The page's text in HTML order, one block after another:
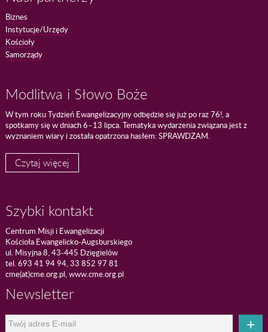
Biznes
Instytucje/Urzędy
Kościoły
Samorządy
Modlitwa i Słowo Boże
W tym roku Tydzień Ewangelizacyjny odbędzie się już po raz 76!, a
spotkamy się w dniach 6–13 lipca. Tematyka wydarzenia związana jest z
wyznaniem wiary i została opatrzona hasłem: SPRAWDZAM.
Czytaj więcej
Szybki kontakt
Centrum Misji i Ewangelizacji
Kościoła Ewangelicko-Augsburskiego
ul. Misyjna 8, 43-445 Dzięgielów
tel. 693 41 94 94, 33 852 97 81
cme(at)cme.org.pl, www.cme.org.pl
Newsletter
+